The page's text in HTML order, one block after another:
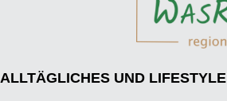
ALLTÄGLICHES UND LIFESTYLE